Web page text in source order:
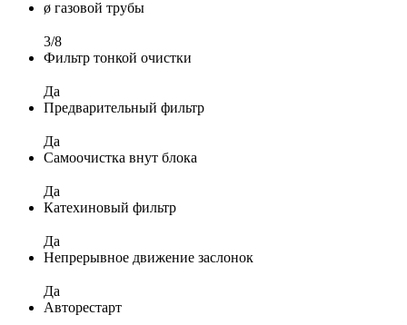
ø газовой трубы
3/8
Фильтр тонкой очистки
Да
Предварительный фильтр
Да
Самоочистка внут блока
Да
Катехиновый фильтр
Да
Непрерывное движение заслонок
Да
Авторестарт